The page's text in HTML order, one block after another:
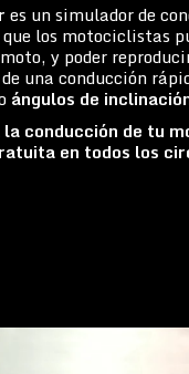
es un simulador de
los motociclistas
y poder
una conducción
ángulos de
la conducción de tu
en todos los